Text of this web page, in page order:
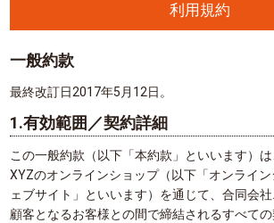
利用規約
一般約款
最終改訂日2017年5月12日。
1.有効範囲／契約詳細
この一般約款（以下「本約款」といいます）
XYZのオンラインショップ（以下「オンライ
ェブサイト」といいます）を通じて、合同会
顧客となるお客様との間で締結されるすべて